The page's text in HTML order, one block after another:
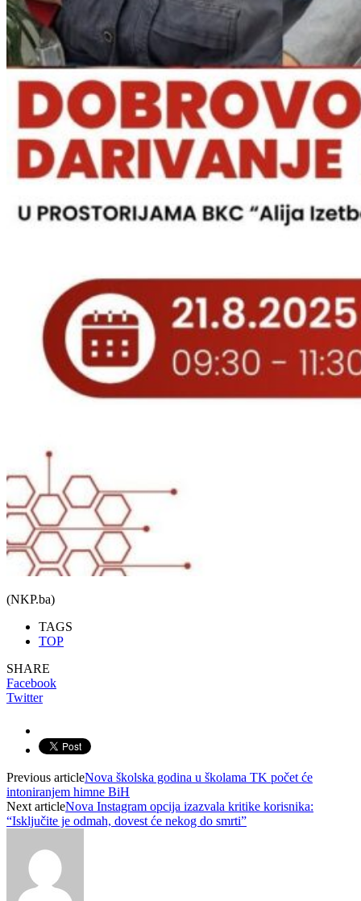
(NKP.ba)
TAGS
TOP
SHARE
Facebook
Twitter
Previous articleNova školska godina u školama TK počet će
intoniranjem himne BiH
Next articleNova Instagram opcija izazvala kritike korisnika:
“Isključite je odmah, dovest će nekog do smrti”